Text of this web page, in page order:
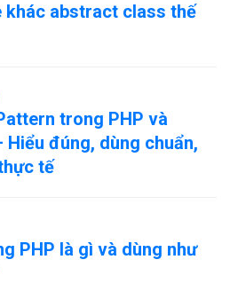
khác abstract class thế
trong PHP và
Hiểu đúng, dùng chuẩn,
tế
PHP là gì và dùng như